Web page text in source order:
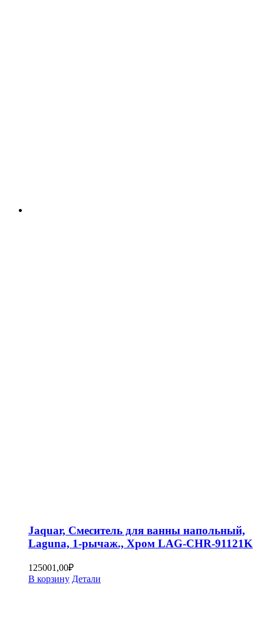
Jaquar, Смеситель для ванны напольный,
Laguna, 1-рычаж., Хром LAG-CHR-91121K
125001,00₽
В корзину Детали